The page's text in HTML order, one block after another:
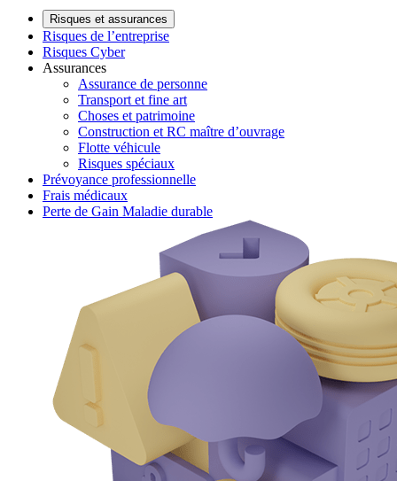
Risques et assurances
Risques de l’entreprise
Risques Cyber
Assurances
Assurance de personne
Transport et fine art
Choses et patrimoine
Construction et RC maître d’ouvrage
Flotte véhicule
Risques spéciaux
Prévoyance professionnelle
Frais médicaux
Perte de Gain Maladie durable